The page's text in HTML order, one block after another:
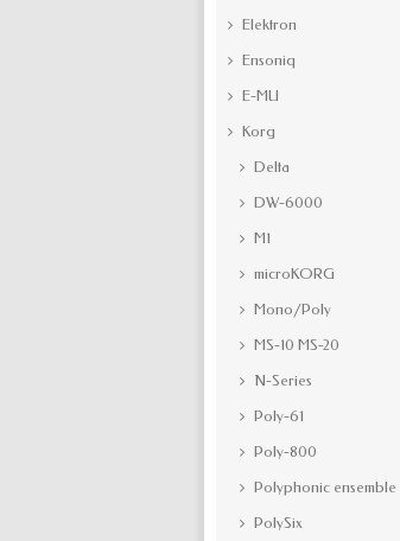
Elektron
Ensoniq
E-MU
Korg
Delta
DW-6000
M1
microKORG
Mono/Poly
MS-10 MS-20
N-Series
Poly-61
Poly-800
Polyphonic ensemble
PolySix